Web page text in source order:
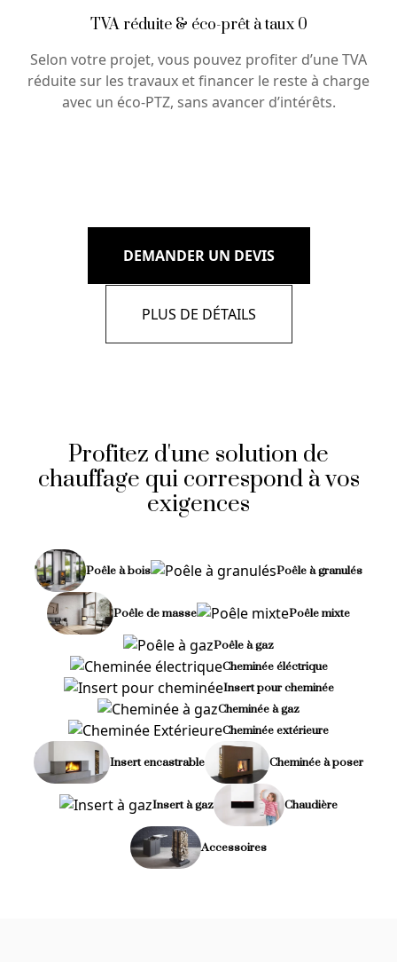
TVA réduite & éco-prêt à taux 0
Selon votre projet, vous pouvez profiter d’une TVA
réduite sur les travaux et financer le reste à charge
avec un éco-PTZ, sans avancer d’intérêts.
DEMANDER UN DEVIS
PLUS DE DÉTAILS
Profitez d'une solution de
chauffage qui correspond à vos
exigences
Poêle à bois Poêle à granulés
Poêle de masse Poêle mixte
Poêle à gaz
Cheminée éléctrique
Insert pour cheminée
Cheminée à gaz
Cheminée extérieure
Insert encastrable Cheminée à poser
Insert à gaz Chaudière
Accessoires